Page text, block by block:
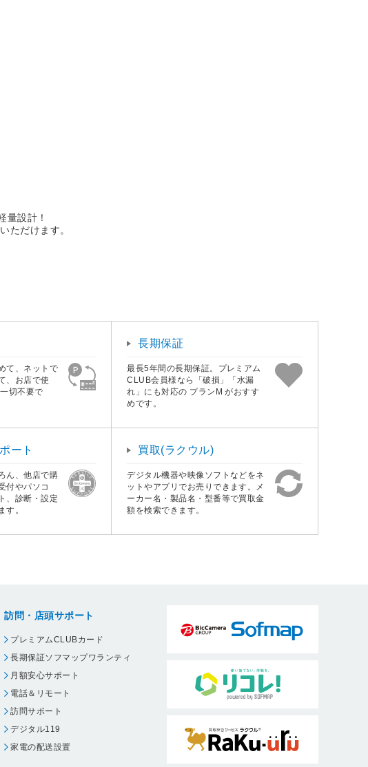
量設計！
ただけます。
て、ネットで
、お店で使
切不要で
長期保証
最長5年間の長期保証。プレミアム
CLUB会員様なら「破損」「水漏
れ」にも対応の プランM がおすす
めです。
ート
ん、他店で購
付やパソコ
、診断・設定
す。
買取(ラクウル)
デジタル機器や映像ソフトなどをネ
ットやアプリでお売りできます。メ
ーカー名・製品名・型番等で買取金
額を検索できます。
訪問・店頭サポート
プレミアムCLUBカード
長期保証ソフマップワランティ
月額安心サポート
電話＆リモート
訪問サポート
デジタル119
家電の配送設置